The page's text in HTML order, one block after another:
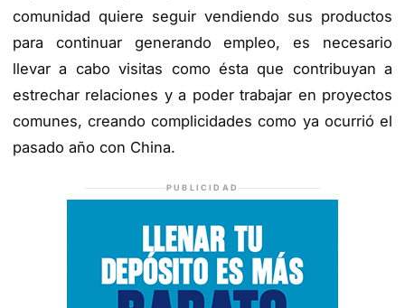
comunidad quiere seguir vendiendo sus productos
para continuar generando empleo, es necesario
llevar a cabo visitas como ésta que contribuyan a
estrechar relaciones y a poder trabajar en proyectos
comunes, creando complicidades como ya ocurrió el
pasado año con China.
PUBLICIDAD